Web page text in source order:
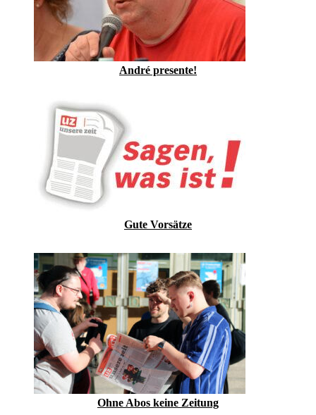
André presente!
Gute Vorsätze
Ohne Abos keine Zeitung